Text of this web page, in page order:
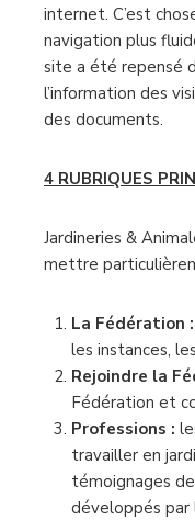
internet. C’est
navigation plus
site a été repensé
l’information des
des documents.
4 RUBRIQUES
Jardineries &
mettre
La Fédération :
les instances,
Rejoindre la
Fédération et
Professions :
travailler en
témoignages
développés par